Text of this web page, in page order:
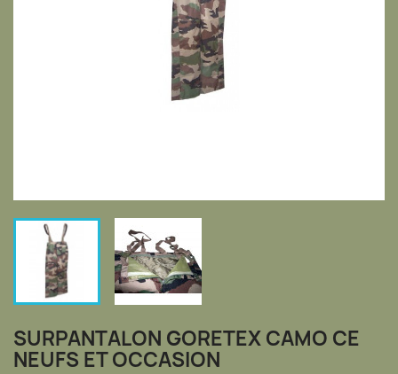
SURPANTALON GORETEX CAMO CE
NEUFS ET OCCASION